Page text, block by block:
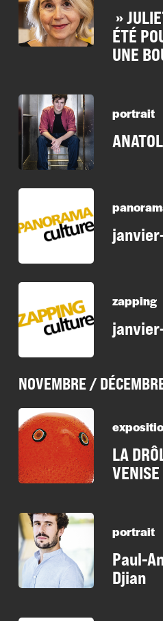
»
ÉTÉ
UNE
portrait
zapping
NOVEMBRE /
LA
VENISE
portrait
Paul-
Djian